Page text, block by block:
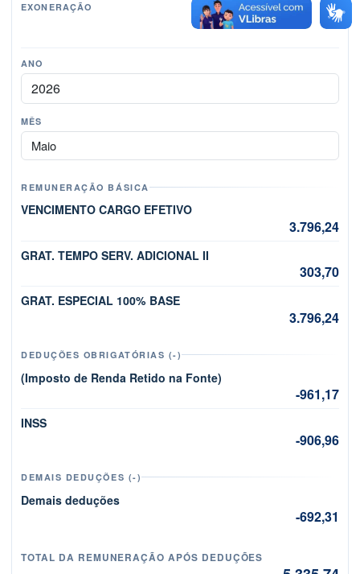
EXONERAÇÃO
-
ANO
MÊS
Mês
REMUNERAÇÃO BÁSICA
VENCIMENTO CARGO EFETIVO
3.796,24
GRAT. TEMPO SERV. ADICIONAL II
303,70
GRAT. ESPECIAL 100% BASE
3.796,24
DEDUÇÕES OBRIGATÓRIAS (-)
(Imposto de Renda Retido na Fonte)
-961,17
INSS
-906,96
DEMAIS DEDUÇÕES (-)
Demais deduções
-692,31
TOTAL DA REMUNERAÇÃO APÓS DEDUÇÕES